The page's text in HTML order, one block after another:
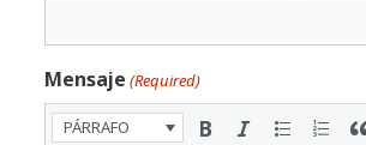
Mensaje (Required)
PÁRRAFO